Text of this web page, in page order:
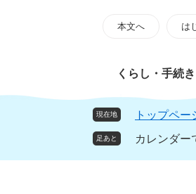
頭
飛
本
本文へ は
くらし・手続き
現在地 トップペー
足あと カレンダー